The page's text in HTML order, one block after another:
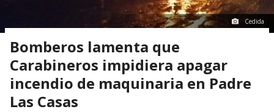
Cedida
Bomberos lamenta que
Carabineros impidiera apagar
incendio de maquinaria en Padre
Las Casas